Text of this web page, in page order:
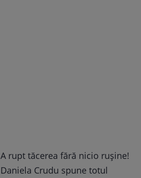
A rupt tăcerea fără nicio rușine!
Daniela Crudu spune totul